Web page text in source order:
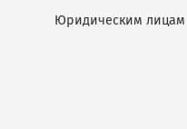
Юридическим лицам